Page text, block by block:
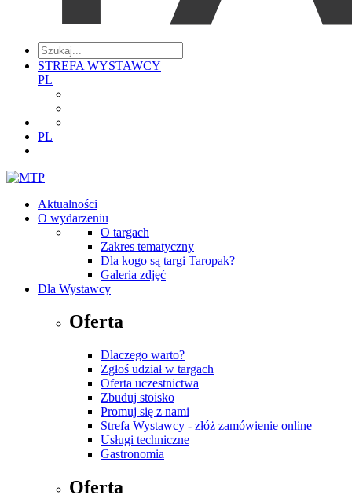
STREFA WYSTAWCY
PL
PL
Aktualności
O wydarzeniu
O targach
Zakres tematyczny
Dla kogo są targi Taropak?
Galeria zdjęć
Dla Wystawcy
Oferta
Dlaczego warto?
Zgłoś udział w targach
Oferta uczestnictwa
Zbuduj stoisko
Promuj się z nami
Strefa Wystawcy - złóż zamówienie online
Usługi techniczne
Gastronomia
Oferta